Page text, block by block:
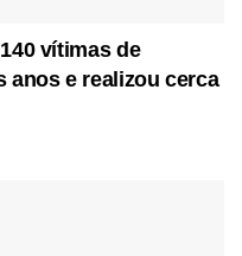
vítimas de
anos e realizou cerca